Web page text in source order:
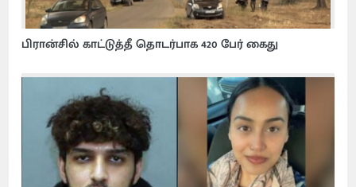
பிரான்சில் காட்டுத்தீ தொடர்பாக 420 பேர் கைது